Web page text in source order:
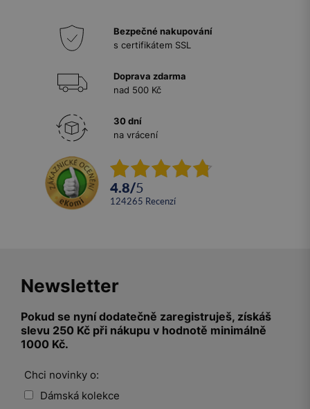
Bezpečné nakupování
s certifikátem SSL
Doprava zdarma
nad 500 Kč
30 dní
na vrácení
4.8/5
124265 recenzí
Newsletter
Pokud se nyní dodatečně zaregistruješ, získáš
slevu 250 Kč při nákupu v hodnotě minimálně
1000 Kč.
Chci novinky o:
Dámská kolekce